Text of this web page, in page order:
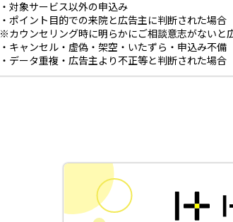
・対象サービス以外の申込み
・ポイント目的での来院と広告主に判断された場合
※カウンセリング時に明らかにご相談意志がないと
・キャンセル・虚偽・架空・いたずら・申込み不備
・データ重複・広告主より不正等と判断された場合